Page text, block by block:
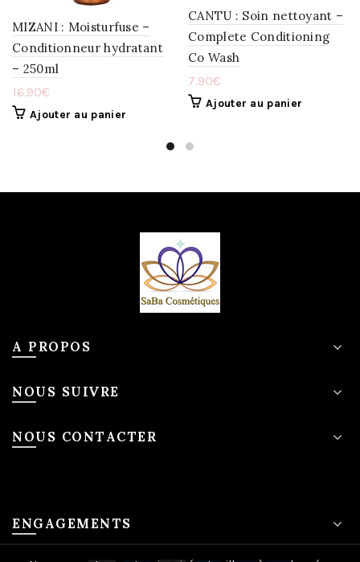
MIZANI : Moisturfuse –
Conditionneur hydratant
– 250ml
16.90€
Ajouter au panier
CANTU : Soin nettoyant –
Complete Conditioning
Co Wash
7.90€
Ajouter au panier
A PROPOS
NOUS SUIVRE
NOUS CONTACTER
ENGAGEMENTS